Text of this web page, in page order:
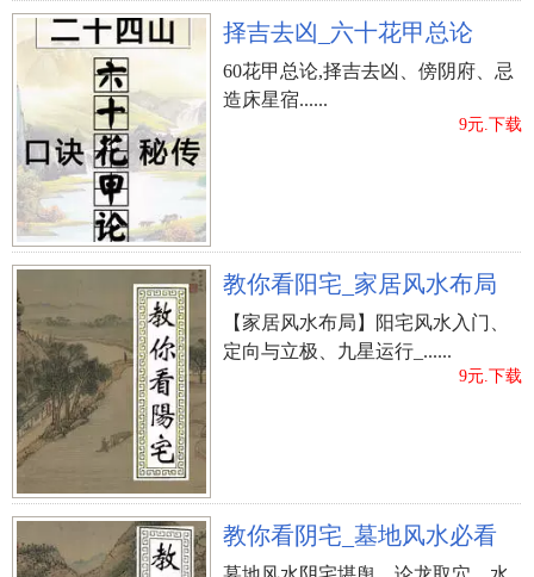
?、许流苏树
【字意】 雪表明高尚、小雪花、明亮；松表明松
涛、松柏树、松柏树，实际意义幽美。
【喻意】 该姓名能够趣解得：“苍松翠柏喜迎春
至 白雪红梅送福来”。四字成语白雪阳春 鹤骨松
姿拓展了姓名的诗意。
【乐律】 许、雪、松的字读音是xǔ、xuě、sōng，音
调为上声、上声、阳平。
【字形】 许为左右结构，姓名学笔画11画；雪为上
下结构，姓名学笔画11画；松为左右结构，姓名学
笔画18画；字形幽美，有利于撰写。
【五格】 该姓名的五格笔画配搭为11-11-18，五格
出众。
?、许绍晖
【字意】 绍表明承继、持续、绍兴市；晖表明太
阳、辉煜、辉煌，实际意义幽美。
择吉去凶_六十花甲总论
60花甲总论,择吉去凶、傍阴府、忌
造床星宿......
9元.下载
教你看阳宅_家居风水布局
【家居风水布局】阳宅风水入门、
定向与立极、九星运行_......
9元.下载
教你看阴宅_墓地风水必看